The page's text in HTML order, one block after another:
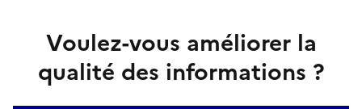
Voulez-vous améliorer la
qualité des informations ?